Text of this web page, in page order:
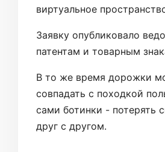
виртуальное
Заявку опубликовало
патентам и товарным
В то же время дорожки
совпадать с походкой
сами ботинки - потерять
друг с другом.